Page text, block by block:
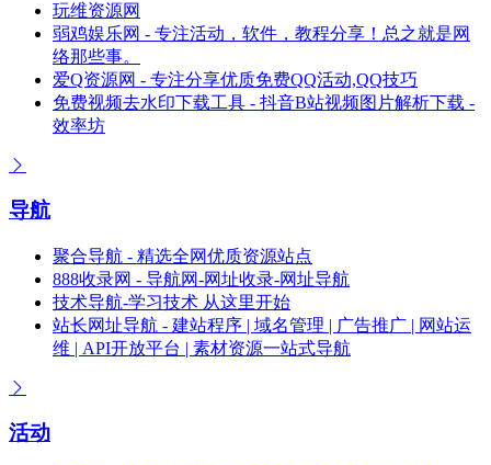
玩维资源网
弱鸡娱乐网 - 专注活动，软件，教程分享！总之就是网
络那些事。
爱Q资源网 - 专注分享优质免费QQ活动,QQ技巧
免费视频去水印下载工具 - 抖音B站视频图片解析下载 -
效率坊
导航
聚合导航 - 精选全网优质资源站点
888收录网 - 导航网-网址收录-网址导航
技术导航-学习技术 从这里开始
站长网址导航 - 建站程序 | 域名管理 | 广告推广 | 网站运
维 | API开放平台 | 素材资源一站式导航
活动